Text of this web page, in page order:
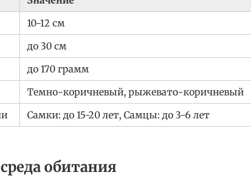
10-12 см
до 30 см
до 170 грамм
Темно-коричневый, рыжевато-коричневый
Самки: до 15-20 лет, Самцы: до 3-6 лет
обитания